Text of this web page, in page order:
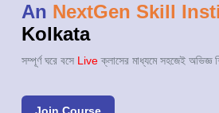
An NextGen Skill
Kolkata
সম্পূর্ণ ঘরে বসে Liveক্লাসের মাধ্যমে সহজেই অভিজ্ঞ